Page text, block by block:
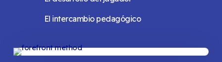
El intercambio pedagógico